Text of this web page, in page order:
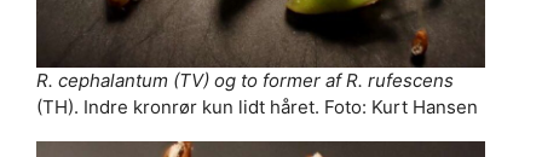
R. cephalantum (TV) og to former af R. rufescens
(TH). Indre kronrør kun lidt håret. Foto: Kurt Hansen